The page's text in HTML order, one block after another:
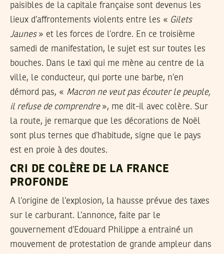
paisibles de la capitale française sont devenus les
lieux d’affrontements violents entre les « Gilets
Jaunes» et les forces de l’ordre. En ce troisième
samedi de manifestation, le sujet est sur toutes les
bouches. Dans le taxi qui me mène au centre de la
ville, le conducteur, qui porte une barbe, n’en
démord pas, « Macron ne veut pas écouter le peuple,
il refuse de comprendre», me dit-il avec colère. Sur
la route, je remarque que les décorations de Noël
sont plus ternes que d’habitude, signe que le pays
est en proie à des doutes.
CRI DE COLÈRE DE LA FRANCE
PROFONDE
A l’origine de l’explosion, la hausse prévue des taxes
sur le carburant. L’annonce, faite par le
gouvernement d’Edouard Philippe a entrainé un
mouvement de protestation de grande ampleur dans